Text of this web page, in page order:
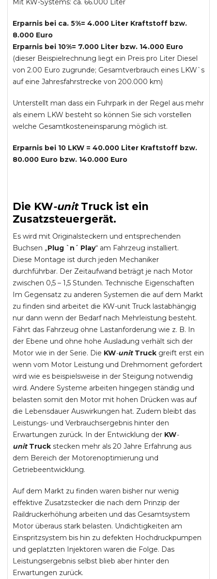
Mit KW-Systems: ca. 66.000 Liter
Erparnis bei ca. 5%= 4.000 Liter Kraftstoff bzw.
8.000 Euro
Erparnis bei 10%= 7.000 Liter bzw. 14.000 Euro
(dieser Beispielrechnung liegt ein Preis pro Liter Diesel
von 2.00 Euro zugrunde; Gesamtverbrauch eines LKW`s
auf eine Jahresfahrstrecke von 200.000 km)
Unterstellt man dass ein Fuhrpark in der Regel aus mehr
als einem LKW besteht so können Sie sich vorstellen
welche Gesamtkosteneinsparung möglich ist.
Erparnis bei 10 LKW = 40.000 Liter Kraftstoff bzw.
80.000 Euro bzw. 140.000 Euro
Die KW-unit Truckist ein
Zusatzsteuergerät.
Es wird mit Originalsteckern und entsprechenden
Buchsen „Plug `n´ Play“ am Fahrzeug installiert.
Diese Montage ist durch jeden Mechaniker
durchführbar. Der Zeitaufwand beträgt je nach Motor
zwischen 0,5 – 1,5 Stunden. Technische Eigenschaften
Im Gegensatz zu anderen Systemen die auf dem Markt
zu finden sind arbeitet die KW-unit Truck lastabhängig
nur dann wenn der Bedarf nach Mehrleistung besteht.
Fährt das Fahrzeug ohne Lastanforderung wie z. B. In
der Ebene und ohne hohe Ausladung verhält sich der
Motor wie in der Serie. Die KW-unit Truck greift erst ein
wenn vom Motor Leistung und Drehmoment gefordert
wird wie es beispielsweise in der Steigung notwendig
wird. Andere Systeme arbeiten hingegen ständig und
belasten somit den Motor mit hohen Drücken was auf
die Lebensdauer Auswirkungen hat. Zudem bleibt das
Leistungs- und Verbrauchsergebnis hinter den
Erwartungen zurück. In der Entwicklung der KW-
unit Truck stecken mehr als 20 Jahre Erfahrung aus
dem Bereich der Motorenoptimierung und
Getriebeentwicklung.
Auf dem Markt zu finden waren bisher nur wenig
effektive Zusatzstecker die nach dem Prinzip der
Raildruckerhöhung arbeiten und das Gesamtsystem
Motor überaus stark belasten. Undichtigkeiten am
Einspritzsystem bis hin zu defekten Hochdruckpumpen
und geplatzten Injektoren waren die Folge. Das
Leistungsergebnis selbst blieb aber hinter den
Erwartungen zurück.